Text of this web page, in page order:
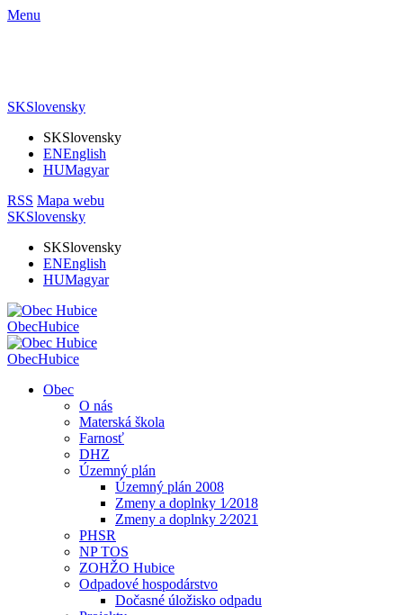
Menu
SKSlovensky
SKSlovensky
ENEnglish
HUMagyar
RSS Mapa webu
SKSlovensky
SKSlovensky
ENEnglish
HUMagyar
ObecHubice
ObecHubice
Obec
O nás
Materská škola
Farnosť
DHZ
Územný plán
Územný plán 2008
Zmeny a doplnky 1⁄2018
Zmeny a doplnky 2⁄2021
PHSR
NP TOS
ZOHŽO Hubice
Odpadové hospodárstvo
Dočasné úložisko odpadu